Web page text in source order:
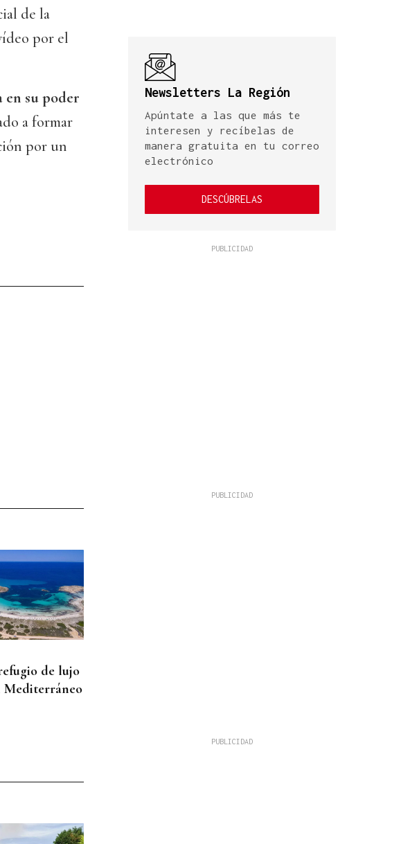
de la
por el
en su poder
a formar
por un
de lujo
Mediterráneo
Newsletters La Región
Apúntate a las que más te
interesen y recíbelas de
manera gratuita en tu correo
electrónico
DESCÚBRELAS